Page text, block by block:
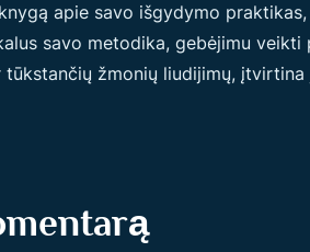
apie savo išgydymo
savo metodika, gebėjimu
žmonių liudijimų,